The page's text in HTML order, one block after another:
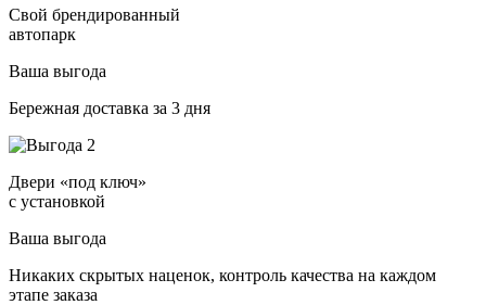
Свой брендированный
автопарк
Ваша выгода
Бережная доставка за 3 дня
Двери «под ключ»
с установкой
Ваша выгода
Никаких скрытых наценок, контроль качества на каждом
этапе заказа